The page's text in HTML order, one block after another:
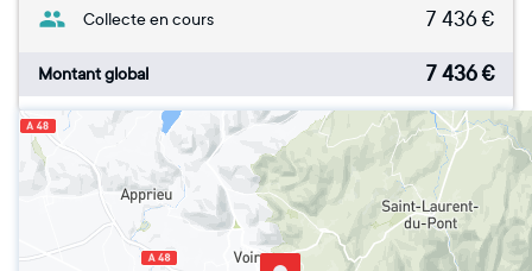
Collecte en cours 7 436€
Montant global 7 436€